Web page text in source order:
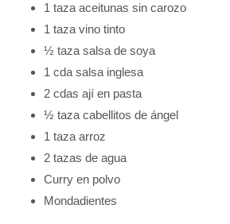
1 taza aceitunas sin carozo
1 taza vino tinto
½ taza salsa de soya
1 cda salsa inglesa
2 cdas ají en pasta
½ taza cabellitos de ángel
1 taza arroz
2 tazas de agua
Curry en polvo
Mondadientes